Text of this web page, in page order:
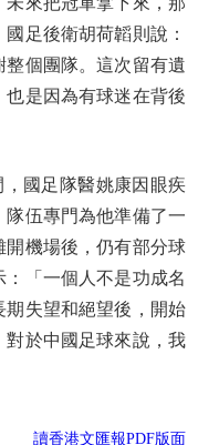
足後衛胡荷韜則說：
整個團隊。這次留有遺
是因為有球迷在背後
國足隊醫姚康因眼疾
伍專門為他準備了一
機場後，仍有部分球
「一個人不是功成名
期失望和絕望後，開始
對於中國足球來說，我
讀香港文匯報PDF版面